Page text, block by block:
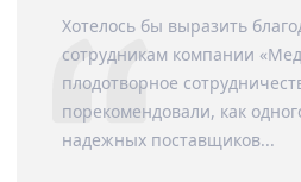
Хотелось бы выразить
сотрудникам компании
плодотворное
порекомендовали, как
надежных поставщиков...